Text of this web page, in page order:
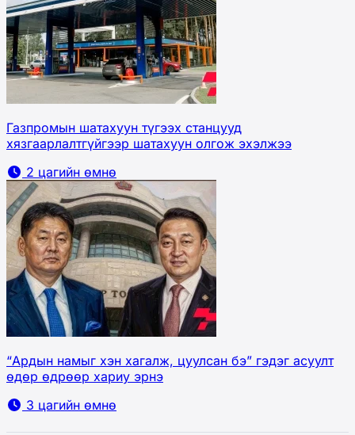
Газпромын шатахуун түгээх станцууд
хязгаарлалтгүйгээр шатахуун олгож эхэлжээ
2 цагийн өмнө
“Ардын намыг хэн хагалж, цуулсан бэ” гэдэг асуулт
өдөр өдрөөр хариу эрнэ
3 цагийн өмнө